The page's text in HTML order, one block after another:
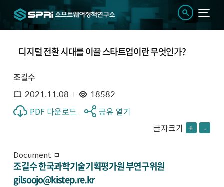
디지털 전환 시대를 이끌 스타트업이란 무엇인가?
조길수
2021.11.08 18582
PDF 다운로드
공유 열기
글자크기 + -
Document ㅁ
조길수 한국과학기술기획평가원 부연구위원
gilsoojo@kistep.re.kr